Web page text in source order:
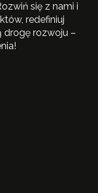
się z nami i
redefiniuj
drogę rozwoju –